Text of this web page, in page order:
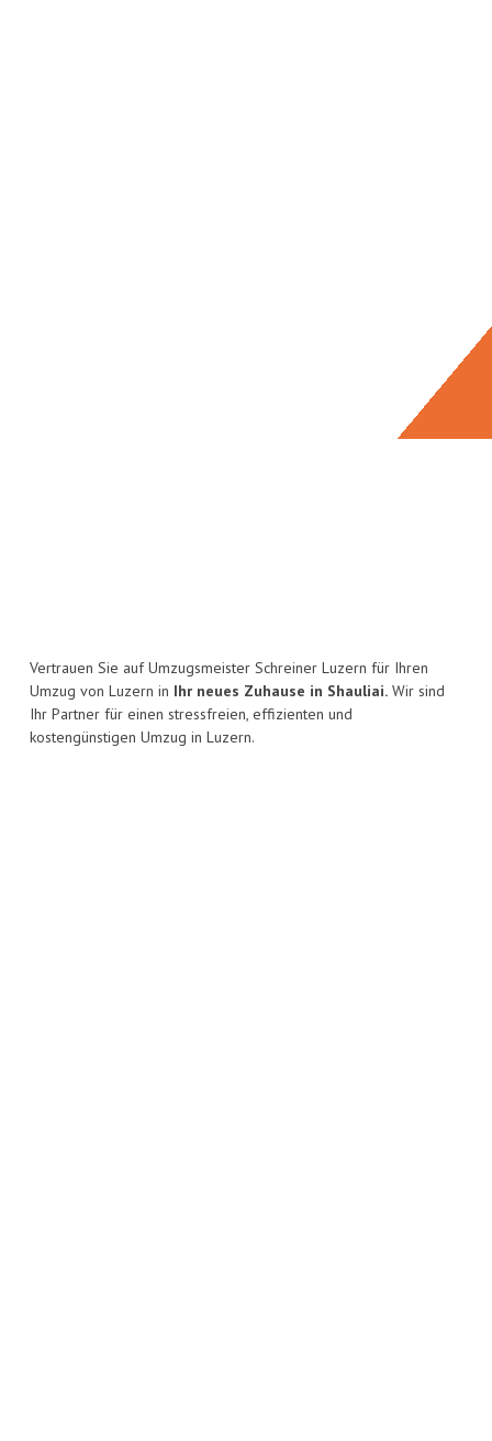
Vertrauen Sie auf Umzugsmeister Schreiner Luzern für Ihren
Umzug von Luzern in Ihr neues Zuhause in Shauliai. Wir sind
Ihr Partner für einen stressfreien, effizienten und
kostengünstigen Umzug in Luzern.